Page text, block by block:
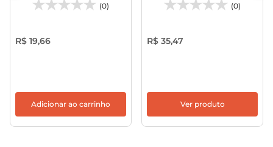
(0)
R$ 19,66
Adicionar ao carrinho
(0)
R$ 35,47
Ver produto